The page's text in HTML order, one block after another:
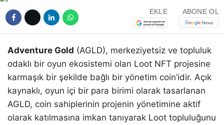
EKLE ABONE OL
Adventure Gold (AGLD), merkeziyetsiz ve topluluk
odaklı bir oyun ekosistemi olan Loot NFT projesine
karmaşık bir şekilde bağlı bir yönetim coin’idir. Açık
kaynaklı, oyun içi bir para birimi olarak tasarlanan
AGLD, coin sahiplerinin projenin yönetimine aktif
olarak katılmasına imkan tanıyarak Loot topluluğunu